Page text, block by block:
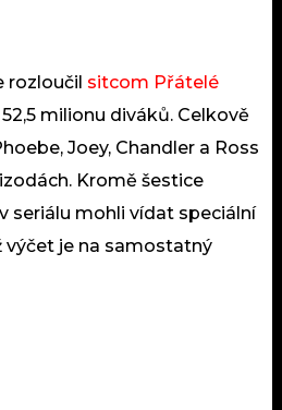
rozloučil sitcom Přátelé
milionu diváků. Celkově
Joey, Chandler a Ross
Kromě šestice
seriálu mohli vídat speciální
výčet je na samostatný